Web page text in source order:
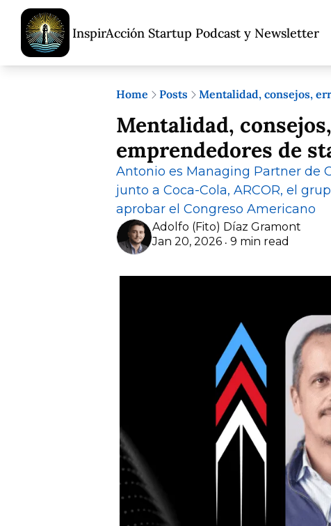
InspirAcción Startup Podcast y Newsletter
Home Posts Mentalidad, consejos,
Mentalidad,
emprendedores de
Antonio es Managing Partner de
junto a Coca-Cola, ARCOR, el
aprobar el Congreso Americano
Adolfo (Fito) Díaz Gramont
Jan 20, 2026 • 9 min read